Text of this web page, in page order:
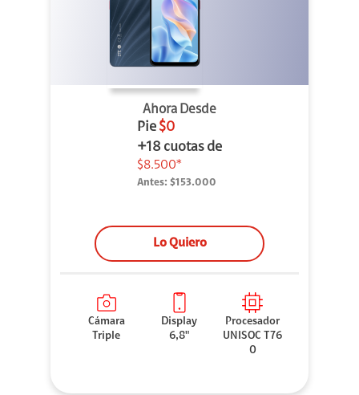
Ahora Desde
Pie $0
+18 cuotas de
$8.500*
Antes: $153.000
Lo Quiero
Cámara
Triple
Display
6,8"
Procesador
UNISOC T76
0